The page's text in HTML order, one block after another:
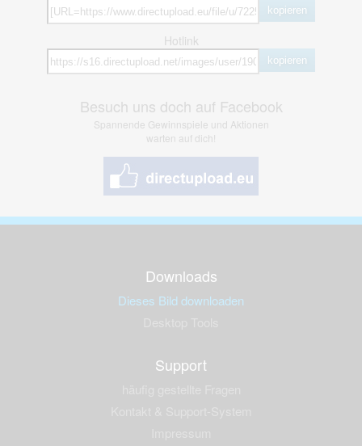
kopieren
Hotlink
kopieren
Besuch uns doch auf Facebook
Spannende Gewinnspiele und Aktionen
warten auf dich!
Downloads
Dieses Bild downloaden
Support